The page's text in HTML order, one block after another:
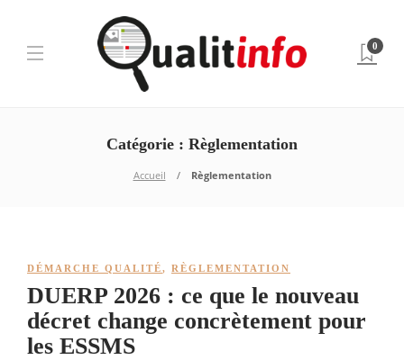
0
Catégorie : Règlementation
Accueil Règlementation
DÉMARCHE QUALITÉ, RÈGLEMENTATION
DUERP 2026 : ce que le nouveau
décret change concrètement pour
les ESSMS